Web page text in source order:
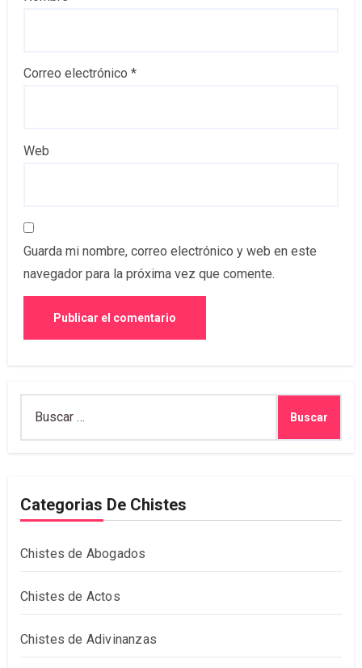
Correo electrónico *
Web
Guarda mi nombre, correo electrónico y web en este
navegador para la próxima vez que comente.
Categorias De Chistes
Chistes de Abogados
Chistes de Actos
Chistes de Adivinanzas